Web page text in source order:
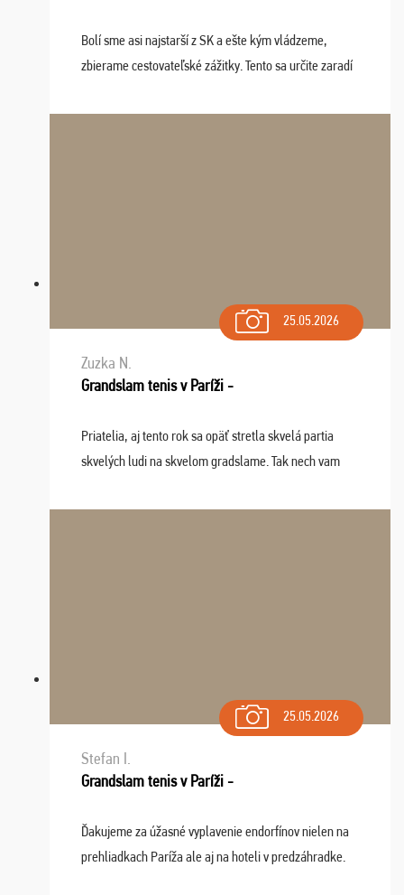
Bolí sme asi najstarší z SK a ešte kým vládzeme,
zbierame cestovateľské zážitky. Tento sa určite zaradí
osudu - pohodový šefík Meďo, dobrá parti ...
25.05.2026
Zuzka N.
Grandslam tenis v Paríži -
Priatelia, aj tento rok sa opäť stretla skvelá partia
skvelých ludi na skvelom gradslame. Tak nech vam
sa na budúci rok. Prajem vam este veľa ta ...
25.05.2026
Stefan I.
Grandslam tenis v Paríži -
Ďakujeme za úžasné vyplavenie endorfínov nielen na
prehliadkach Paríža ale aj na hoteli v predzáhradke.